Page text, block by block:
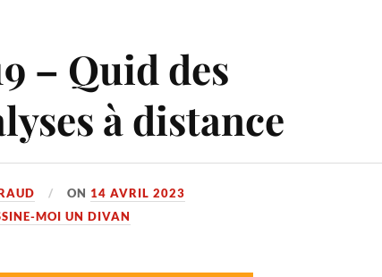
– Quid des
à distance
ON 14 AVRIL 2023
MOI UN DIVAN